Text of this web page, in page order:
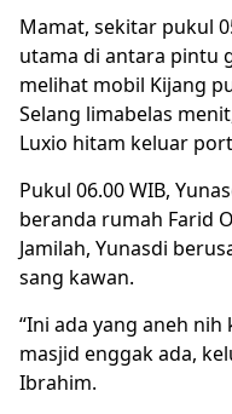
Mamat, sekitar pukul
utama di antara pintu
melihat mobil Kijang
Selang limabelas
Luxio hitam keluar
Pukul 06.00 WIB,
beranda rumah Farid
Jamilah, Yunasdi
sang kawan.
“Ini ada yang aneh
masjid enggak ada,
Ibrahim.